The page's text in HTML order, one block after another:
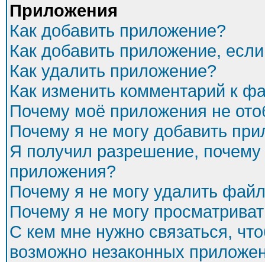
Приложения
Как добавить приложение?
Как добавить приложение,
Как удалить приложение?
Как изменить комментарий к
Почему моё приложения не
Почему я не могу добавить
Я получил разрешение,
приложения?
Почему я не могу удалить
Почему я не могу
С кем мне нужно связаться,
возможно незаконных